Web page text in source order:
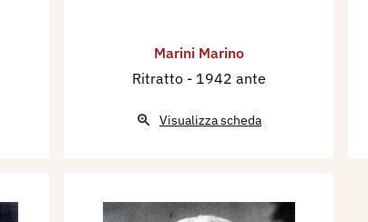
Marini Marino
Ritratto - 1942 ante
Visualizza scheda